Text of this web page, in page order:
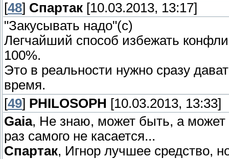
[48] Спартак [10.03.2013, 13:17]
"Закусывать надо"(с)
Легчайший способ избежать
100%.
Это в реальности нужно сразу
время.
[49] PHILOSOPH [10.03.2013, 13:33]
Gaia, Не знаю, может быть, а может
раз самого не касается...
Спартак, Игнор лучшее средство,